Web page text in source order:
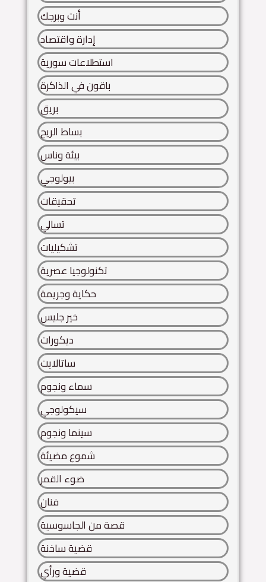
أنت وبرجك
إدارة واقتصاد
استطلاعات سورية
باقون في الذاكرة
بريق
بساط الريح
بيئة وناس
بيولوجي
تحقيقات
تسالي
تشكيليات
تكنولوجيا عصرية
حكاية وجريمة
خير جليس
ديكورات
ساتالايت
سماء ونجوم
سيكولوجي
سينما ونجوم
شموع مضيئة
ضوء القمر
فنان
قصة من الجاسوسية
قضية ساخنة
قضية ورأي